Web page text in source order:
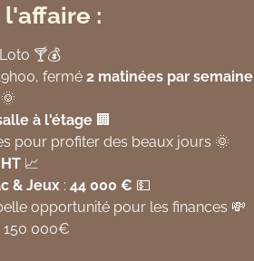
:
🍸💰
fermé 2 matinées par semaine
à l'étage 🏢
pour profiter des beaux jours 🌞
📈
& Jeux : 44 000 € 💵
opportunité pour les finances 💸
150 000€